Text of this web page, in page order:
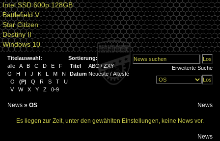
Intel SSD 600p 128GB
Battlefield V
Star Citizen
Destiny II
Windows 10
Titelauswahl:
alle
A B C D E
F
G
H I J K L M
N
O
(P) Q R S T
U
V
W X Y Z 0-9
Sortierung:
Titel
ABC/ZXY
Datum Neueste / Älteste
Erweiterte Suche
News » OS News
Es liegen zur Zeit, unter den gewählten Einstellungen, keine News vor.
News